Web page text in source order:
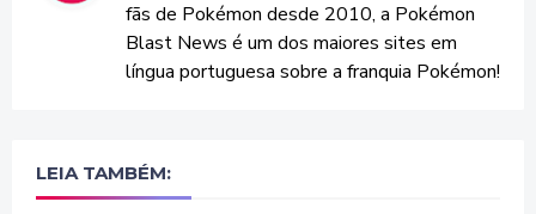
fãs de Pokémon desde 2010, a Pokémon
Blast News é um dos maiores sites em
língua portuguesa sobre a franquia Pokémon!
LEIA TAMBÉM: